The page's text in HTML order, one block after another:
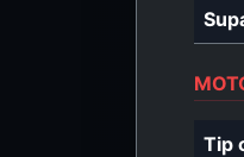
Tip